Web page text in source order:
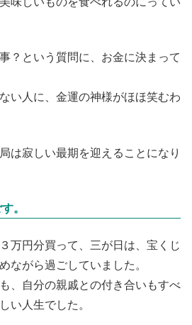
？という質問に、お金に決まって
い人に、金運の神様がほほ笑むわ
は寂しい最期を迎えることになり
。
万円分買って、三が日は、宝くじ
ながら過ごしていました。
、自分の親戚との付き合いもすべ
い人生でした。